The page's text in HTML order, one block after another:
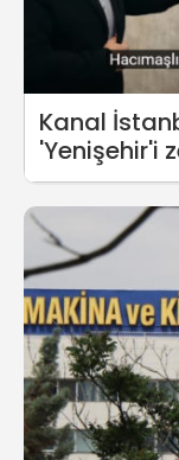
Kanal
'Yenişehir'i
parsel